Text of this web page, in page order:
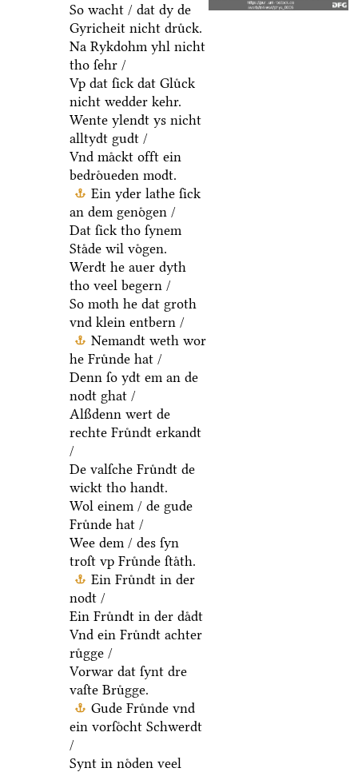
So wacht / dat dy de
Gyricheit nicht druͤck.
Na Rykdohm yhl nicht
tho ſehr /
Vp dat ſick dat Gluͤck
nicht wedder kehr.
Wente ylendt ys nicht
alltydt gudt /
Vnd maͤckt offt ein
bedroͤueden modt.
Ein yder lathe ſick
an dem genoͤgen /
Dat ſick tho ſynem
Staͤde wil voͤgen.
Werdt he auer dyth
tho veel begern /
So moth he dat groth
vnd klein entbern /
Nemandt weth wor
he Fruͤnde hat /
Denn ſo ydt em an de
nodt ghat /
Alßdenn wert de
rechte Fruͤndt erkandt
/
De valſche Fruͤndt de
wickt tho handt.
Wol einem / de gude
Fruͤnde hat /
Wee dem / des ſyn
troſt vp Fruͤnde ſtaͤth.
Ein Fruͤndt in der
nodt /
Ein Fruͤndt in der daͤdt
Vnd ein Fruͤndt achter
ruͤgge /
Vorwar dat ſynt dre
vaſte Bruͤgge.
Gude Fruͤnde vnd
ein vorſoͤcht Schwerdt
/
Synt in noͤden veel